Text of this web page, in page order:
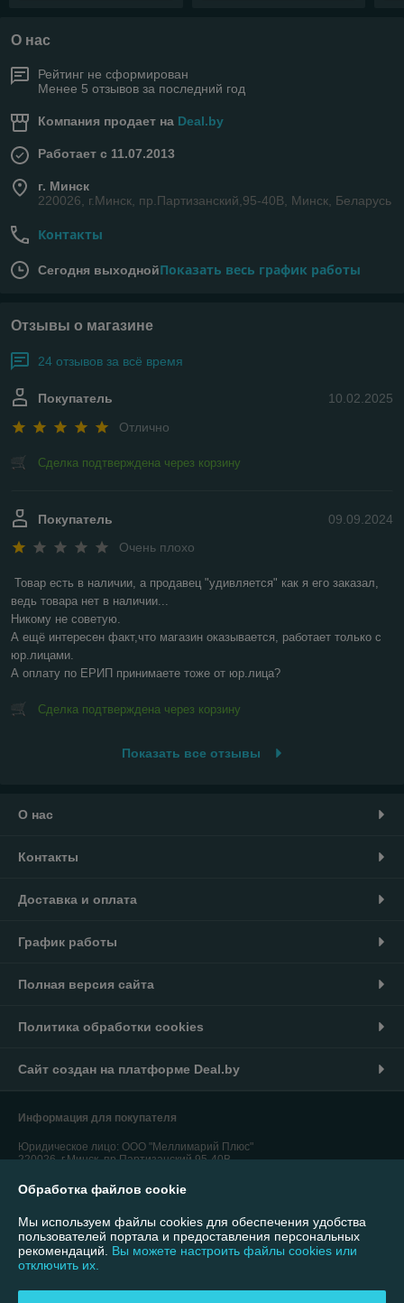
О нас
Рейтинг не сформирован
Менее 5 отзывов за последний год
Компания продает на Deal.by
Работает с 11.07.2013
г. Минск
220026, г.Минск, пр.Партизанский,95-40В, Минск, Беларусь
Контакты
Сегодня выходнойПоказать весь график работы
Отзывы о магазине
24 отзывов за всё время
10.02.2025
Покупатель
Отлично
Сделка подтверждена через корзину
09.09.2024
Покупатель
Очень плохо
Товар есть в наличии, а продавец "удивляется" как я его заказал,
ведь товара нет в наличии...
Никому не советую.
А ещё интересен факт,что магазин оказывается, работает только с
юр.лицами.
А оплату по ЕРИП принимаете тоже от юр.лица?
Сделка подтверждена через корзину
Показать все отзывы
О нас
Контакты
Доставка и оплата
График работы
Полная версия сайта
Политика обработки cookies
Сайт создан на платформе Deal.by
Информация для покупателя
Юридическое лицо: ООО "Меллимарий Плюс"
220026, г.Минск, пр.Партизанский,95-40В
Регистрационный номер ЕГР: 192764310
УНП: 192764310
Регистрационный орган: Минский городской исполнительный комитет
Обработка файлов cookie
Мы используем файлы cookies для обеспечения удобства
пользователей портала и предоставления персональных
рекомендаций. Вы можете настроить файлы cookies или
отключить их.